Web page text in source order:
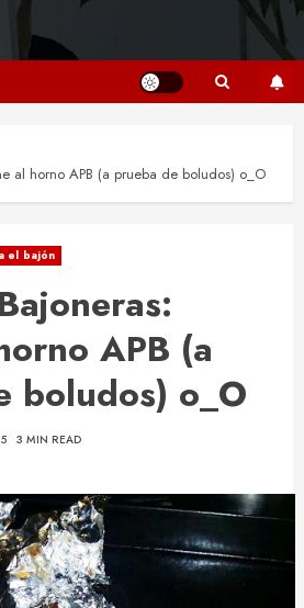
al horno APB (a prueba de boludos) o_O
el bajón
APB (a
boludos) o_O
3 MIN READ